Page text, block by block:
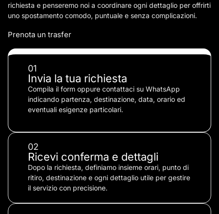
richiesta e penseremo noi a coordinare ogni dettaglio per offrirti
uno spostamento comodo, puntuale e senza complicazioni.
Prenota un trasfer
01
Invia la tua richiesta
Compila il form oppure contattaci su WhatsApp
indicando partenza, destinazione, data, orario ed
eventuali esigenze particolari.
02
Ricevi conferma e dettagli
Dopo la richiesta, definiamo insieme orari, punto di
ritiro, destinazione e ogni dettaglio utile per gestire
il servizio con precisione.